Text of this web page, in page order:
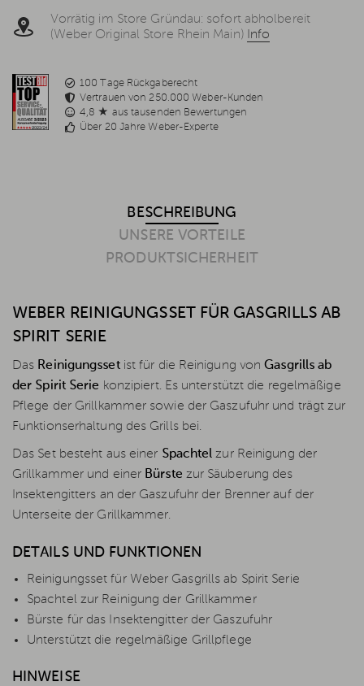
Vorrätig im Store Gründau: sofort abholbereit
(Weber Original Store Rhein Main) Info
100 Tage Rückgaberecht
Vertrauen von 250.000 Weber-Kunden
4,8 ★ aus tausenden Bewertungen
Über 20 Jahre Weber-Experte
BESCHREIBUNG
UNSERE VORTEILE
PRODUKTSICHERHEIT
WEBER REINIGUNGSSET FÜR GASGRILLS AB
SPIRIT SERIE
Das Reinigungssetist für die Reinigung vonGasgrills ab
der Spirit Serie konzipiert. Es unterstützt die regelmäßige
Pflege der Grillkammer sowie der Gaszufuhr und trägt zur
Funktionserhaltung des Grills bei.
Das Set besteht aus einer Spachtel zur Reinigung der
Grillkammer und einer Bürste zur Säuberung des
Insektengitters an der Gaszufuhr der Brenner auf der
Unterseite der Grillkammer.
DETAILS UND FUNKTIONEN
Reinigungsset für Weber Gasgrills ab Spirit Serie
Spachtel zur Reinigung der Grillkammer
Bürste für das Insektengitter der Gaszufuhr
Unterstützt die regelmäßige Grillpflege
HINWEISE